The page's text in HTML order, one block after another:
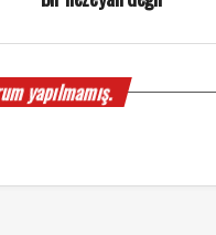
yapılmamış.